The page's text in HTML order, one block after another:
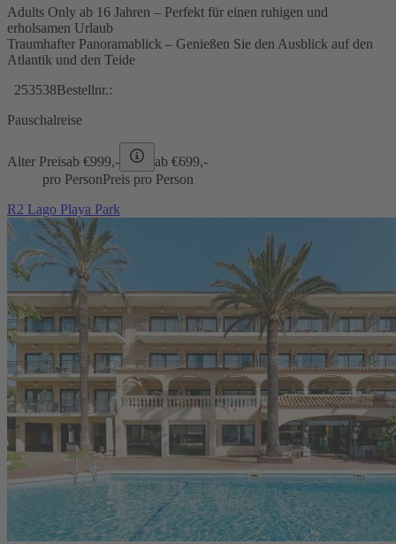
Adults Only ab 16 Jahren – Perfekt für einen ruhigen und
erholsamen Urlaub
Traumhafter Panoramablick – Genießen Sie den Ausblick auf den
Atlantik und den Teide
253538Bestellnr.:
Pauschalreise
Alter Preisab €999,- ab €699,-
pro PersonPreis pro Person
R2 Lago Playa Park